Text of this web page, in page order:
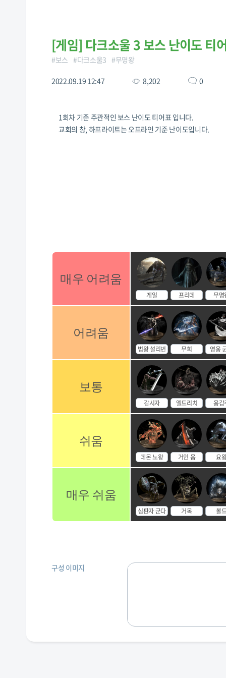
[게임] 다크소울 3 보스 난이도 티
#보스 #다크소울3 #무명왕
2022.09.19 12:47 8,202 0
1회차 기준 주관적인 보스 난이도 티어표 입니다.
교회의 창, 하프라이트는 오프라인 기준 난이도입니다.
매우 어려움
게일 프리데 무명
어려움
법왕 설리번 무희 영웅
보통
감시자 엘드리치 용갑
쉬움
데몬 노왕 거인 욤 요
매우 쉬움
심판자 군다 거목 볼
구성 이미지